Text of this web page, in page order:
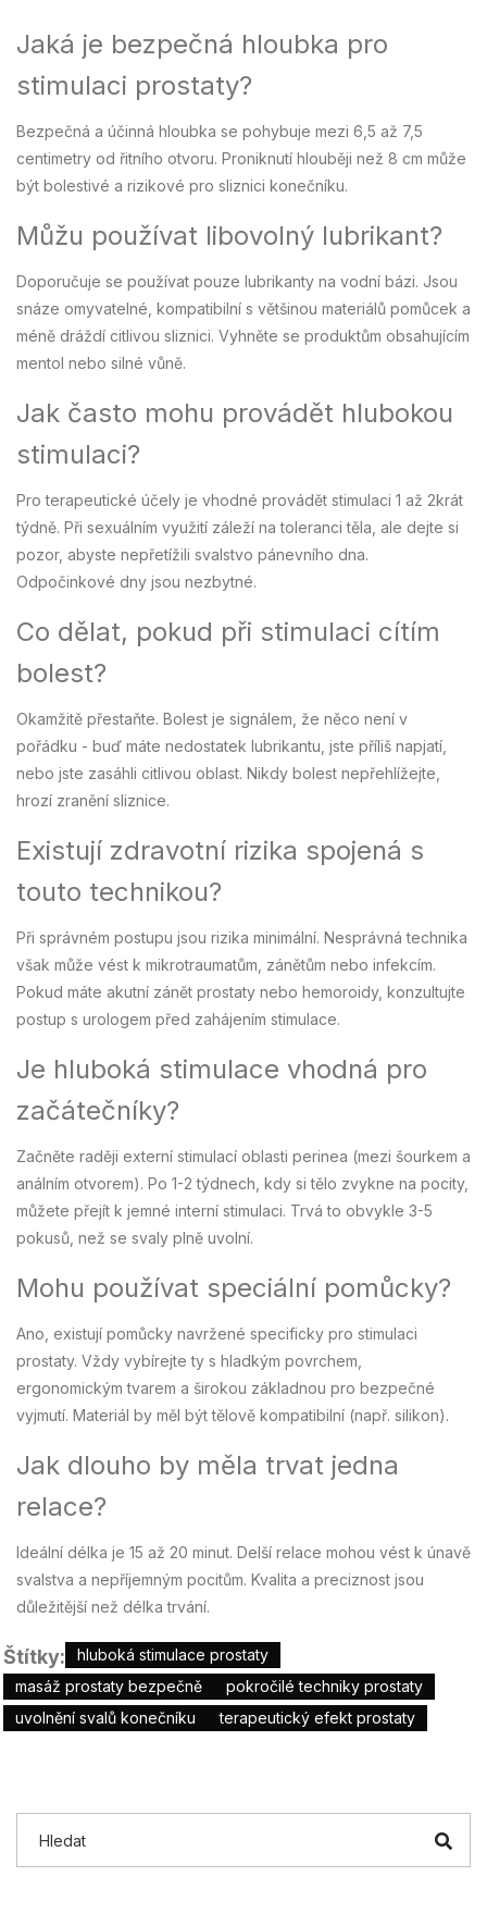
Jaká je bezpečná hloubka pro
stimulaci prostaty?
Bezpečná a účinná hloubka se pohybuje mezi 6,5 až 7,5
centimetry od řitního otvoru. Proniknutí hlouběji než 8 cm může
být bolestivé a rizikové pro sliznici konečníku.
Můžu používat libovolný lubrikant?
Doporučuje se používat pouze lubrikanty na vodní bázi. Jsou
snáze omyvatelné, kompatibilní s většinou materiálů pomůcek a
méně dráždí citlivou sliznici. Vyhněte se produktům obsahujícím
mentol nebo silné vůně.
Jak často mohu provádět hlubokou
stimulaci?
Pro terapeutické účely je vhodné provádět stimulaci 1 až 2krát
týdně. Při sexuálním využití záleží na toleranci těla, ale dejte si
pozor, abyste nepřetížili svalstvo pánevního dna.
Odpočinkové dny jsou nezbytné.
Co dělat, pokud při stimulaci cítím
bolest?
Okamžitě přestaňte. Bolest je signálem, že něco není v
pořádku - buď máte nedostatek lubrikantu, jste příliš napjatí,
nebo jste zasáhli citlivou oblast. Nikdy bolest nepřehlížejte,
hrozí zranění sliznice.
Existují zdravotní rizika spojená s
touto technikou?
Při správném postupu jsou rizika minimální. Nesprávná technika
však může vést k mikrotraumatům, zánětům nebo infekcím.
Pokud máte akutní zánět prostaty nebo hemoroidy, konzultujte
postup s urologem před zahájením stimulace.
Je hluboká stimulace vhodná pro
začátečníky?
Začněte raději externí stimulací oblasti perinea (mezi šourkem a
análním otvorem). Po 1-2 týdnech, kdy si tělo zvykne na pocity,
můžete přejít k jemné interní stimulaci. Trvá to obvykle 3-5
pokusů, než se svaly plně uvolní.
Mohu používat speciální pomůcky?
Ano, existují pomůcky navržené specificky pro stimulaci
prostaty. Vždy vybírejte ty s hladkým povrchem,
ergonomickým tvarem a širokou základnou pro bezpečné
vyjmutí. Materiál by měl být tělově kompatibilní (např. silikon).
Jak dlouho by měla trvat jedna
relace?
Ideální délka je 15 až 20 minut. Delší relace mohou vést k únavě
svalstva a nepříjemným pocitům. Kvalita a preciznost jsou
důležitější než délka trvání.
Štítky:
hluboká stimulace prostaty
masáž prostaty bezpečně
pokročilé techniky prostaty
uvolnění svalů konečníku
terapeutický efekt prostaty